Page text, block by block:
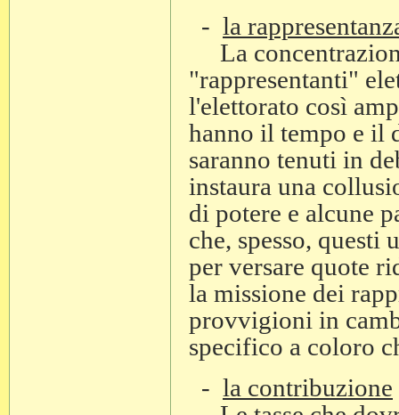
- la
La
"rappresentanti"
l'elettorato così
hanno il tempo e il
saranno tenuti in
instaura una
di potere e alcune
che, spesso, questi
per versare quote
la missione dei
provvigioni in
specifico a coloro
- la contribuzione